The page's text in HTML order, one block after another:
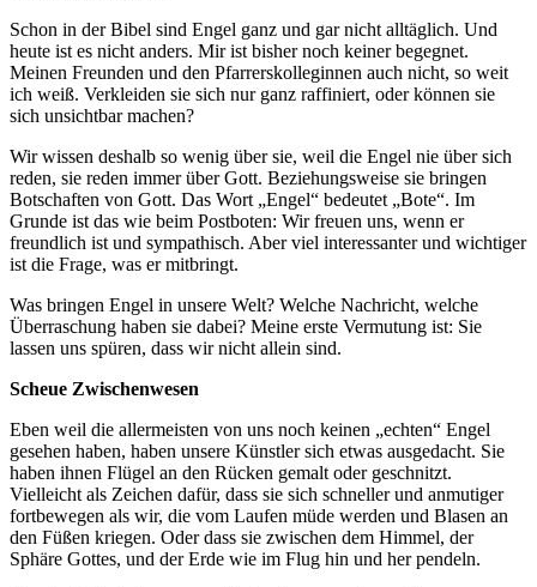
Schon in der Bibel sind Engel ganz und gar nicht alltäglich. Und
heute ist es nicht anders. Mir ist bisher noch keiner begegnet.
Meinen Freunden und den Pfarrerskolleginnen auch nicht, so weit
ich weiß. Verkleiden sie sich nur ganz raffiniert, oder können sie
sich unsichtbar machen?
Wir wissen deshalb so wenig über sie, weil die Engel nie über sich
reden, sie reden immer über Gott. Beziehungsweise sie bringen
Botschaften von Gott. Das Wort „Engel“ bedeutet „Bote“. Im
Grunde ist das wie beim Postboten: Wir freuen uns, wenn er
freundlich ist und sympathisch. Aber viel interessanter und wichtiger
ist die Frage, was er mitbringt.
Was bringen Engel in unsere Welt? Welche Nachricht, welche
Überraschung haben sie dabei? Meine erste Vermutung ist: Sie
lassen uns spüren, dass wir nicht allein sind.
Scheue Zwischenwesen
Eben weil die allermeisten von uns noch keinen „echten“ Engel
gesehen haben, haben unsere Künstler sich etwas ausgedacht. Sie
haben ihnen Flügel an den Rücken gemalt oder geschnitzt.
Vielleicht als Zeichen dafür, dass sie sich schneller und anmutiger
fortbewegen als wir, die vom Laufen müde werden und Blasen an
den Füßen kriegen. Oder dass sie zwischen dem Himmel, der
Sphäre Gottes, und der Erde wie im Flug hin und her pendeln.